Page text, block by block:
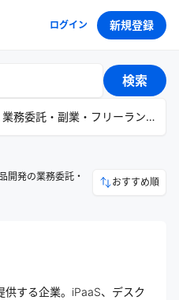
ログイン 新規登録
検索
務委託・副業・フリーランス, 一
開発の業務委託・
おすすめ順
する企業。iPaaS、デスク